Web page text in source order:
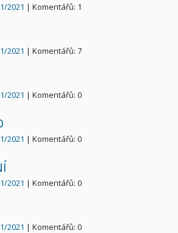
2021 | Komentářů: 1
2021 | Komentářů: 7
2021 | Komentářů: 0
2021 | Komentářů: 0
2021 | Komentářů: 0
2021 | Komentářů: 0